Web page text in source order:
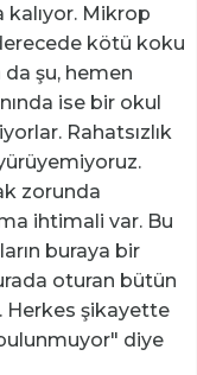
kalıyor. Mikrop
kötü koku
da şu, hemen
ise bir okul
Rahatsızlık
zorunda
ihtimali var. Bu
buraya bir
oturan bütün
Herkes şikayette
diye